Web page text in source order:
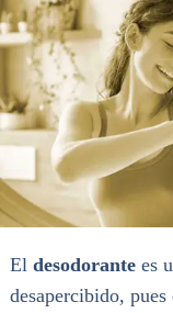
El desodorantees
desapercibido,